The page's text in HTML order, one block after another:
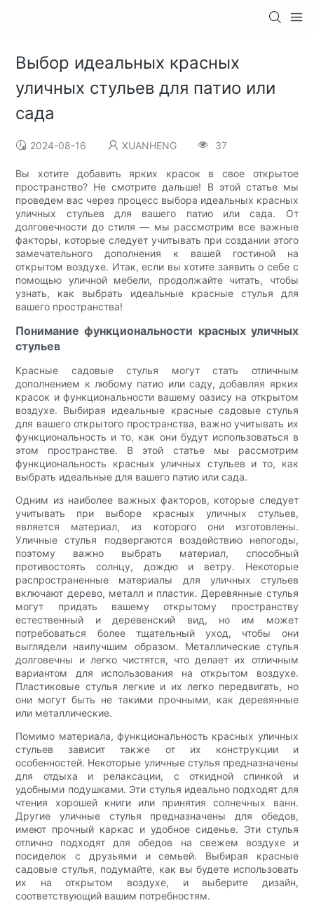
Выбор идеальных красных
уличных стульев для патио или
сада
2024-08-16 XUANHENG 37
Вы хотите добавить ярких красок в свое открытое
пространство? Не смотрите дальше! В этой статье мы
проведем вас через процесс выбора идеальных красных
уличных стульев для вашего патио или сада. От
долговечности до стиля — мы рассмотрим все важные
факторы, которые следует учитывать при создании этого
замечательного дополнения к вашей гостиной на
открытом воздухе. Итак, если вы хотите заявить о себе с
помощью уличной мебели, продолжайте читать, чтобы
узнать, как выбрать идеальные красные стулья для
вашего пространства!
Понимание функциональности красных уличных
стульев
Красные садовые стулья могут стать отличным
дополнением к любому патио или саду, добавляя ярких
красок и функциональности вашему оазису на открытом
воздухе. Выбирая идеальные красные садовые стулья
для вашего открытого пространства, важно учитывать их
функциональность и то, как они будут использоваться в
этом пространстве. В этой статье мы рассмотрим
функциональность красных уличных стульев и то, как
выбрать идеальные для вашего патио или сада.
Одним из наиболее важных факторов, которые следует
учитывать при выборе красных уличных стульев,
является материал, из которого они изготовлены.
Уличные стулья подвергаются воздействию непогоды,
поэтому важно выбрать материал, способный
противостоять солнцу, дождю и ветру. Некоторые
распространенные материалы для уличных стульев
включают дерево, металл и пластик. Деревянные стулья
могут придать вашему открытому пространству
естественный и деревенский вид, но им может
потребоваться более тщательный уход, чтобы они
выглядели наилучшим образом. Металлические стулья
долговечны и легко чистятся, что делает их отличным
вариантом для использования на открытом воздухе.
Пластиковые стулья легкие и их легко передвигать, но
они могут быть не такими прочными, как деревянные
или металлические.
Помимо материала, функциональность красных уличных
стульев зависит также от их конструкции и
особенностей. Некоторые уличные стулья предназначены
для отдыха и релаксации, с откидной спинкой и
удобными подушками. Эти стулья идеально подходят для
чтения хорошей книги или принятия солнечных ванн.
Другие уличные стулья предназначены для обедов,
имеют прочный каркас и удобное сиденье. Эти стулья
отлично подходят для обедов на свежем воздухе и
посиделок с друзьями и семьей. Выбирая красные
садовые стулья, подумайте, как вы будете использовать
их на открытом воздухе, и выберите дизайн,
соответствующий вашим потребностям.